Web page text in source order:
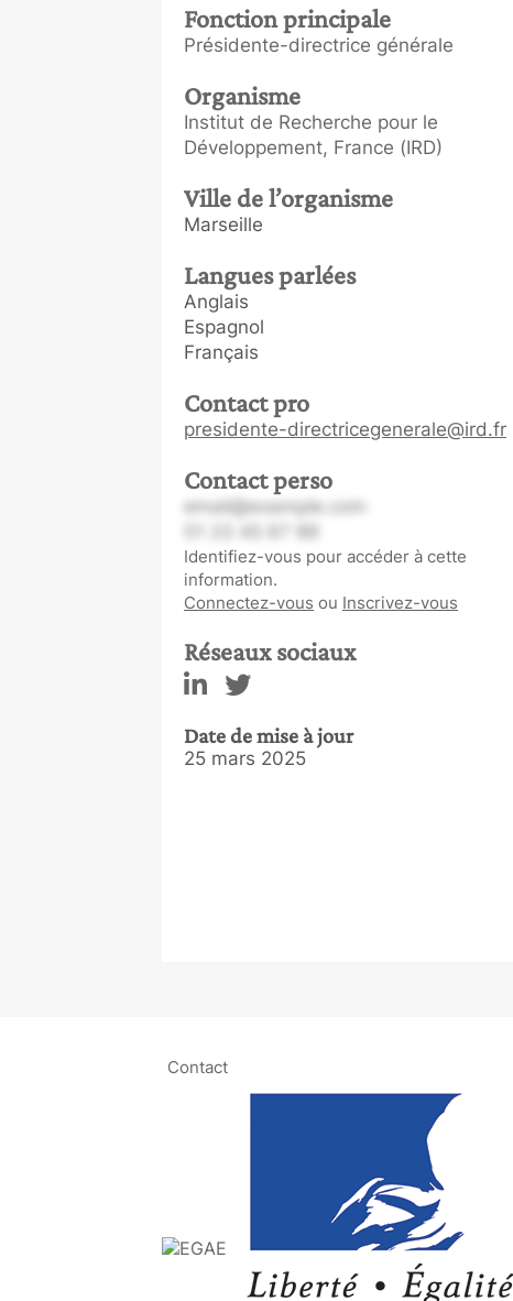
Fonction principale
Présidente-directrice générale
Organisme
Institut de Recherche pour le
Développement, France (IRD)
Ville de l’organisme
Marseille
Langues parlées
Anglais
Espagnol
Français
Contact pro
presidente-directricegenerale@ird.fr
Contact perso
email@example.com
Identifiez-vous pour accéder à cette
information.
Connectez-vous ou Inscrivez-vous
Réseaux sociaux
Date de mise à jour
25 mars 2025
Contact